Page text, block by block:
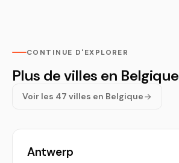
CONTINUE D'EXPLORER
Plus de villes en Belgique
Voir les 47 villes en Belgique
Antwerp